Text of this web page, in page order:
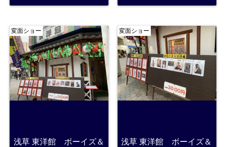
変面ショー
浅草 東洋館 ボーイズ＆
変面ショー
浅草 東洋館 ボーイズ＆